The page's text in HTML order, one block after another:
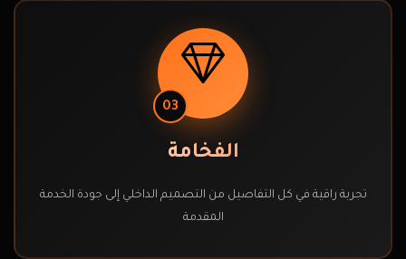
03
الفخامة
تجربة راقية في كل التفاصيل من التصميم الداخلي إلى جودة الخدمة
المقدمة